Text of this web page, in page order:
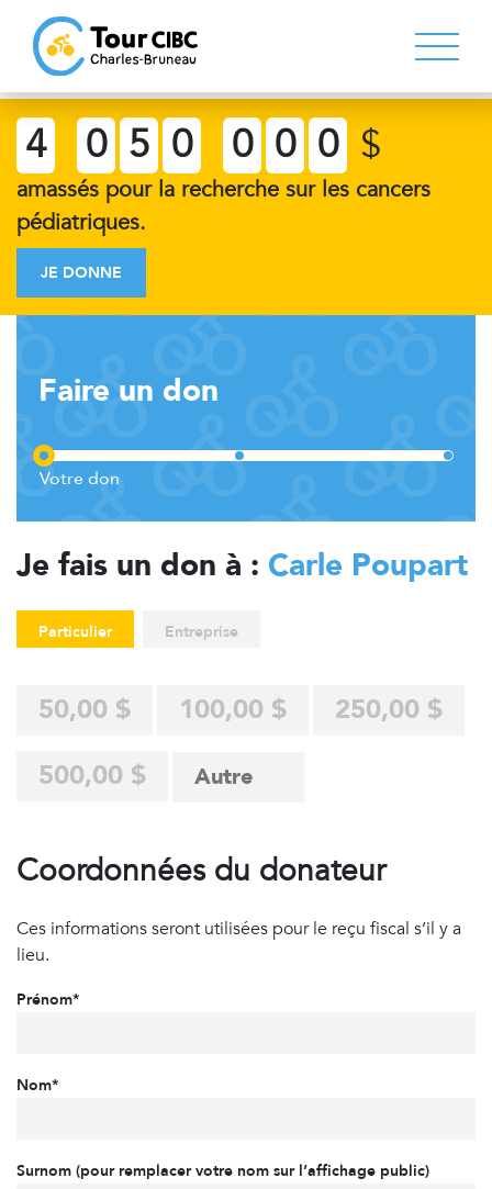
4 0 5 0 0 0 0 $
amassés pour la recherche sur les cancers
pédiatriques.
JE DONNE
Faire un don
Je fais un don à : Carle Poupart
Particulier Entreprise
50,00 $ 100,00 $
250,00 $
500,00 $
Coordonnées du donateur
Ces informations seront utilisées pour le reçu fiscal s’il y a
lieu.
Prénom*
Nom*
Surnom (pour remplacer votre nom sur l’affichage public)